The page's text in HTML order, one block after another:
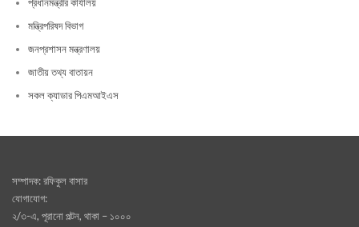
মন্ত্রিপরিষদ বিভাগ
জনপ্রশাসন মন্ত্রণালয়
জাতীয় তথ্য বাতায়ন
সকল ক্যাডার পিএমআইএস
সম্পাদক: রফিকুল বাসার
যোগাযোগ:
২/৩-এ, পূরানো পল্টন, থাকা – ১০০০